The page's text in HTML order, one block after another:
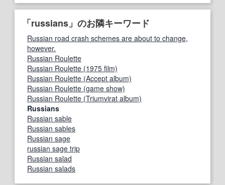
「russians」のお隣キーワード
Russian road crash schemes are about to change,
however.
Russian Roulette
Russian Roulette (1975 film)
Russian Roulette (Accept album)
Russian Roulette (game show)
Russian Roulette (Triumvirat album)
Russians
Russian sable
Russian sables
Russian sage
russian sage trip
Russian salad
Russian salads